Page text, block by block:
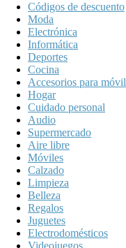
Códigos de descuento
Moda
Electrónica
Informática
Deportes
Cocina
Accesorios para móvil
Hogar
Cuidado personal
Audio
Supermercado
Aire libre
Móviles
Calzado
Limpieza
Belleza
Regalos
Juguetes
Electrodomésticos